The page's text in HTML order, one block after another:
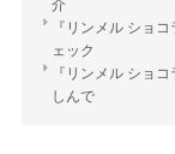
介
『リンメル ショ
ェック
『リンメル ショ
しんで